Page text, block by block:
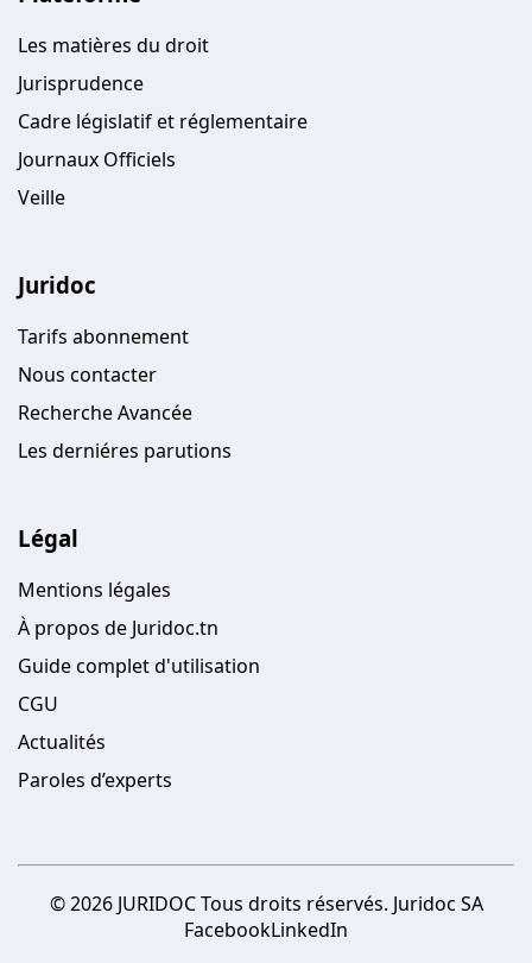
Les matières du droit
Jurisprudence
Cadre législatif et réglementaire
Journaux Officiels
Veille
Juridoc
Tarifs abonnement
Nous contacter
Recherche Avancée
Les derniéres parutions
Légal
Mentions légales
À propos de Juridoc.tn
Guide complet d'utilisation
CGU
Actualités
Paroles d’experts
© 2026 JURIDOC Tous droits réservés. Juridoc SA
FacebookLinkedIn